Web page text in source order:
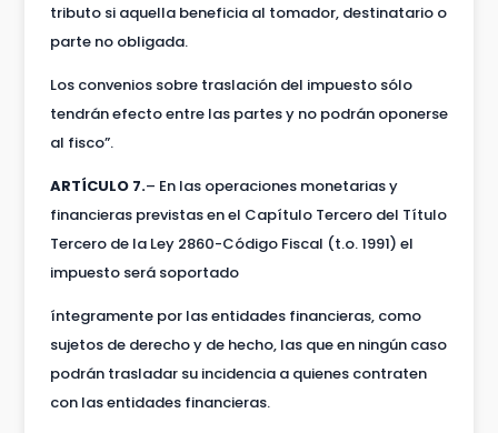
tributo si aquella beneficia al tomador, destinatario o
parte no obligada.
Los convenios sobre traslación del impuesto sólo
tendrán efecto entre las partes y no podrán oponerse
al fisco”.
ARTÍCULO 7.– En las operaciones monetarias y
financieras previstas en el Capítulo Tercero del Título
Tercero de la Ley 2860-Código Fiscal (t.o. 1991) el
impuesto será soportado
íntegramente por las entidades financieras, como
sujetos de derecho y de hecho, las que en ningún caso
podrán trasladar su incidencia a quienes contraten
con las entidades financieras.